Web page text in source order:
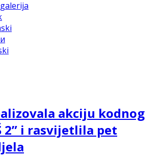
akciju kodnog
2” i rasvijetlila pet